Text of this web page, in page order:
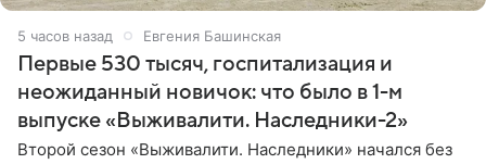
5 часов назад Евгения Башинская
Первые 530 тысяч, госпитализация и
неожиданный новичок: что было в 1-м
выпуске «Выживалити. Наследники-2»
Второй сезон «Выживалити. Наследники» начался без